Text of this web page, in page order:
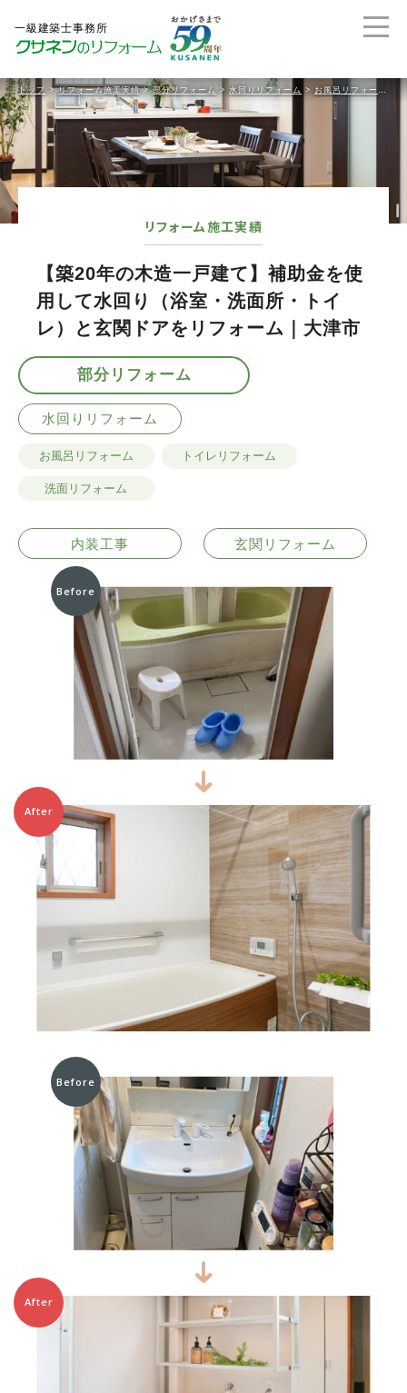
トップ >リフォーム施工実績>部分リフォーム > 水回りリフォーム > お風呂リフォーム
リフォーム施工実績
【築20年の木造一戸建て】補助金を使
用して水回り（浴室・洗面所・トイ
レ）と玄関ドアをリフォーム｜大津市
部分リフォーム
水回りリフォーム
お風呂リフォーム トイレリフォーム
洗面リフォーム
内装工事 玄関リフォーム
Before
After
Before
After